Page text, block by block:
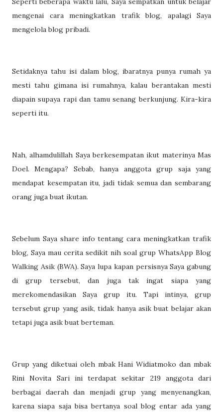
mengenai cara meningkatkan trafik blog, apalagi Saya
mengelola blog pribadi.
Setidaknya tahu isi dalam blog, ibaratnya punya rumah ya
mesti tahu gimana isi rumahnya, kalau berantakan mesti
diapain supaya rapi dan tamu senang berkunjung. Kira-kira
seperti itu.
Nah, alhamdulillah Saya berkesempatan ikut materinya Mas
Doel. Mengapa? Sebab, hanya anggota grup saja yang
mendapat kesempatan itu, jadi tidak semua dan sembarang
orang juga buat ikutan.
Sebelum Saya share info tentang cara meningkatkan trafik
blog, Saya mau cerita sedikit nih soal grup WhatsApp Blog
Walking Asik (BWA). Saya lupa kapan persisnya Saya gabung
di grup tersebut, dan juga tak ingat siapa yang
merekomendasikan Saya grup itu. Tapi intinya, grup
tersebut grup yang asik, tidak hanya asik buat belajar akan
tetapi juga asik buat berteman.
Grup yang diketuai oleh mbak Hani Widiatmoko dan mbak
Rini Novita Sari ini terdapat sekitar 219 anggota dari
berbagai daerah dan menjadi grup yang menyenangkan,
karena siapa saja bisa bertanya soal blog entar ada yang